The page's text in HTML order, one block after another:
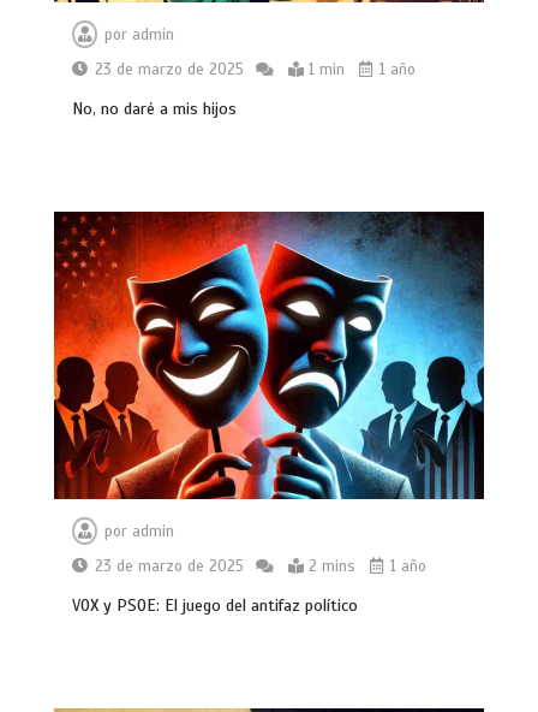
por admin
23 de marzo de 2025
1 min 1 año
No, no daré a mis hijos
por admin
23 de marzo de 2025
2 mins 1 año
VOX y PSOE: El juego del antifaz político